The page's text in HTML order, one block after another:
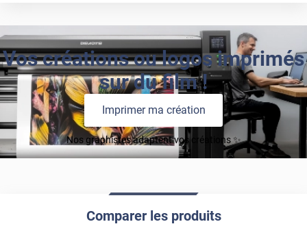
Vos créations ou logos imprimés
sur du film !
Imprimer ma création
Nos graphistes adaptent vos créations ✨
Comparer les produits